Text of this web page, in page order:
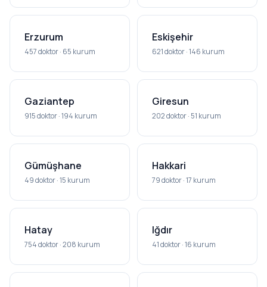
Erzurum
457 doktor · 65 kurum
Eskişehir
621 doktor · 146 kurum
Gaziantep
915 doktor · 194 kurum
Giresun
202 doktor · 51 kurum
Gümüşhane
49 doktor · 15 kurum
Hakkari
79 doktor · 17 kurum
Hatay
754 doktor · 208 kurum
Iğdır
41 doktor · 16 kurum